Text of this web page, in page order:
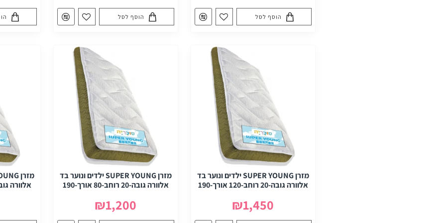
הוסף לסל הוסף לסל
מזרן SUPER YOUNG ילדים ונוער בד
אלוורה גובה-20 רוחב-120 אורך-190
₪1,450
מזרן SUPER YOUNG ילדים ונוער בד
אלוורה גובה-20 רוחב-80 אורך-190
₪1,200
אלוורה גובה-20 רוחב-90